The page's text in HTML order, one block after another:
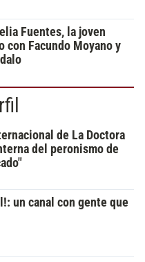
Fuentes, la joven
con Facundo Moyano y
de La Doctora
del peronismo de
un canal con gente que